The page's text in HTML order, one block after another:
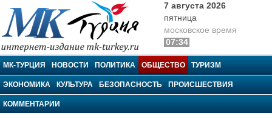
МК-Турция
7 августа 2026
пятница
московское время
07:34
МК-ТУРЦИЯ НОВОСТИ ПОЛИТИКА ОБЩЕСТВО ТУРИЗМ
ЭКОНОМИКА КУЛЬТУРА БЕЗОПАСНОСТЬ ПРОИСШЕСТВИЯ
КОММЕНТАРИИ